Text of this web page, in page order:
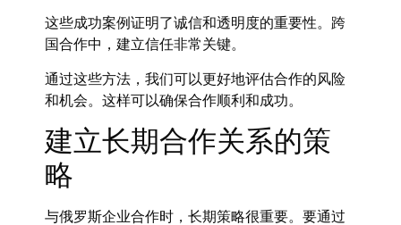
这些成功案例证明了诚信和透明度的重要性。跨
国合作中，建立信任非常关键。
通过这些方法，我们可以更好地评估合作的风险
和机会。这样可以确保合作顺利和成功。
建立长期合作关系的策
略
与俄罗斯企业合作时，长期策略很重要。要通过